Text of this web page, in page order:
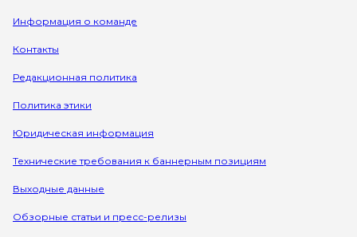
Информация о команде
Контакты
Редакционная политика
Политика этики
Юридическая информация
Технические требования к баннерным позициям
Выходные данные
Обзорные статьи и пресс-релизы